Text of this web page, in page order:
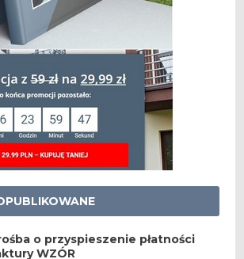
o przyspieszenie płatności
WZÓR